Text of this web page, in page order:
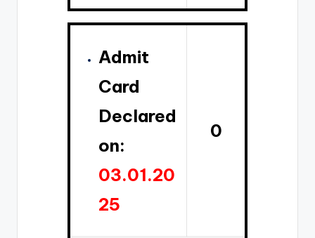
Admit
Card
Declared
on:
03.01.20
25
0